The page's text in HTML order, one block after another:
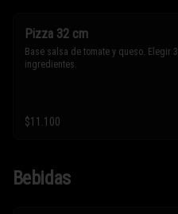
Pizza 32 cm
Base salsa de tomate y queso. Elegir 3
ingredientes.
$11.100
Bebidas